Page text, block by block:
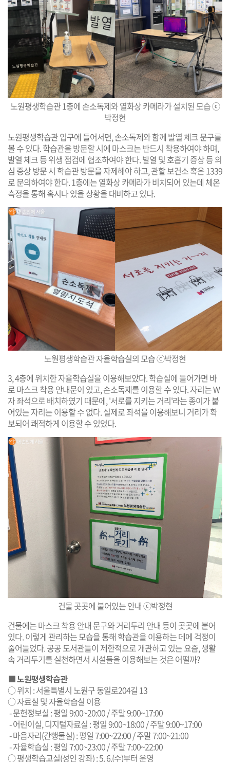
노원평생학습관 1층에 손소독제와 열화상 카메라가 설치된 모습 ⓒ
박정현
노원평생학습관 입구에 들어서면, 손소독제와 함께 발열 체크 문구를
볼 수 있다. 학습관을 방문할 시에 마스크는 반드시 착용하여야 하며,
발열 체크 등 위생 점검에 협조하여야 한다. 발열 및 호흡기 증상 등 의
심 증상 방문 시 학습관 방문을 자제해야 하고, 관할 보건소 혹은 1339
로 문의하여야 한다. 1층에는 열화상 카메라가 비치되어 있는데 체온
측정을 통해 혹시나 있을 상황을 대비하고 있다.
노원평생학습관 자율학습실의 모습 ⓒ박정현
3, 4층에 위치한 자율학습실을 이용해보았다. 학습실에 들어가면 바
로 마스크 착용 안내문이 있고, 손소독제를 이용할 수 있다. 자리는 W
자 좌석으로 배치하였기 때문에, '서로를 지키는 거리'라는 종이가 붙
어있는 자리는 이용할 수 없다. 실제로 좌석을 이용해보니 거리가 확
보되어 쾌적하게 이용할 수 있었다.
건물 곳곳에 붙어있는 안내 ⓒ박정현
건물에는 마스크 착용 안내 문구와 거리두리 안내 등이 곳곳에 붙어
있다. 이렇게 관리하는 모습을 통해 학습관을 이용하는 데에 걱정이
줄어들었다. 공공 도서관들이 제한적으로 개관하고 있는 요즘, 생활
속 거리두기를 실천하면서 시설들을 이용해보는 것은 어떨까?
■ 노원평생학습관
○ 위치 : 서울특별시 노원구 동일로204길 13
○ 자료실 및 자율학습실 이용
- 문헌정보실 : 평일 9:00~20:00 / 주말 9:00~17:00
- 어린이실, 디지털자료실 : 평일 9:00~18:00 / 주말 9:00~17:00
- 마음자리(간행물실) : 평일 7:00~22:00 / 주말 7:00~21:00
- 자율학습실 : 평일 7:00~23:00 / 주말 7:00~22:00
○ 평생학습교실(성인 강좌) : 5. 6.(수)부터 운영